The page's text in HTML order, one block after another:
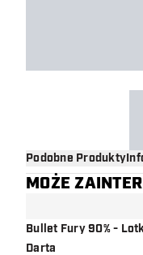
Podobne Produkty
MOŻE
Bullet Fury 90% -
Darta